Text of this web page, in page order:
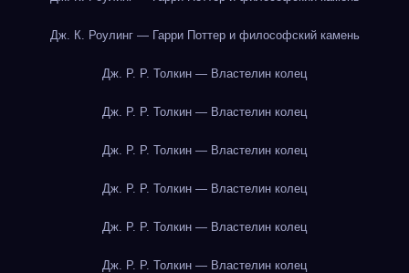
Дж. К. Роулинг — Гарри Поттер и философский камень
Дж. Р. Р. Толкин — Властелин колец
Дж. Р. Р. Толкин — Властелин колец
Дж. Р. Р. Толкин — Властелин колец
Дж. Р. Р. Толкин — Властелин колец
Дж. Р. Р. Толкин — Властелин колец
Дж. Р. Р. Толкин — Властелин колец